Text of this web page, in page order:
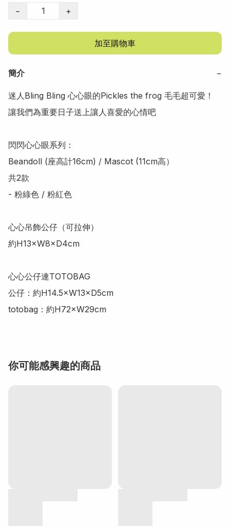
−
+
加至購物車
簡介 −
迷人Bling Bling 心心眼的Pickles the frog 毛毛超可愛！
讓我們為重要日子送上讓人喜愛的心情吧
閃閃心心眼系列：
Beandoll (座高計16cm) / Mascot (11cm高）
共2款
- 粉綠色 / 粉紅色
心心吊飾公仔（可拉伸）
約H13×W8×D4cm
心心公仔連TOTOBAG
公仔：約H14.5×W13×D5cm
totobag：約H72×W29cm
你可能感興趣的商品